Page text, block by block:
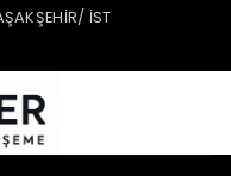
IST